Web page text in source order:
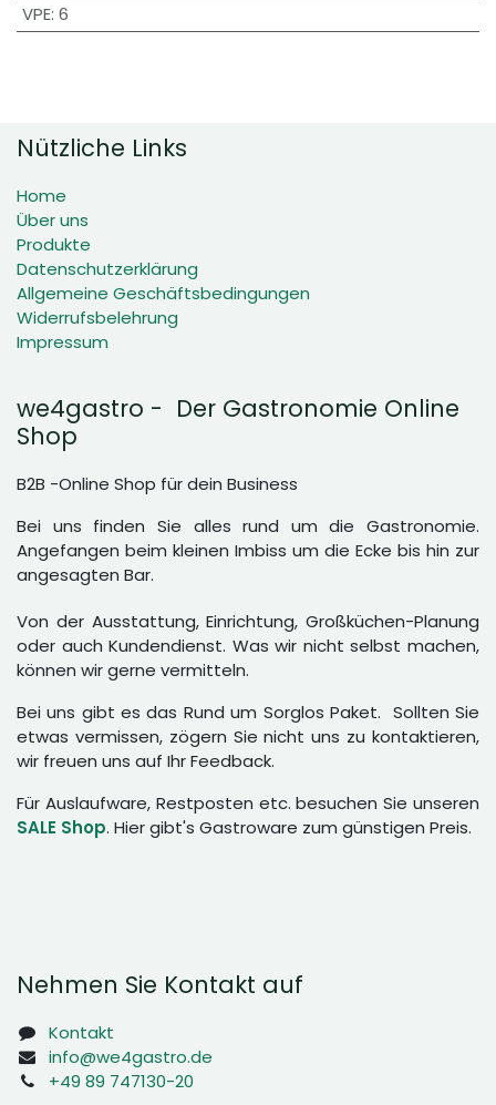
VPE: 6
Nützliche Links
Home
Über uns
Produkte
Datenschutzerklärung
Allgemeine Geschäftsbedingungen
Widerrufsbelehrung
Impressum
we4gastro - Der Gastronomie Online
Shop
B2B -Online Shop für dein Business
Bei uns finden Sie alles rund um die Gastronomie.
Angefangen beim kleinen Imbiss um die Ecke bis hin zur
angesagten Bar.
Von der Ausstattung, Einrichtung, Großküchen-Planung
oder auch Kundendienst. Was wir nicht selbst machen,
können wir gerne vermitteln.
Bei uns gibt es das Rund um Sorglos Paket. Sollten Sie
etwas vermissen, zögern Sie nicht uns zu kontaktieren,
wir freuen uns auf Ihr Feedback.
Für Auslaufware, Restposten etc. besuchen Sie unseren
SALE Shop. Hier gibt's Gastroware zum günstigen Preis.
Nehmen Sie Kontakt auf
Kontakt
info@we4gastro.de
+49 89 747130-20